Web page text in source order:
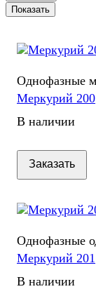
Однофазные
Меркурий 200
В наличии
Заказать
Однофазные
Меркурий 201
В наличии